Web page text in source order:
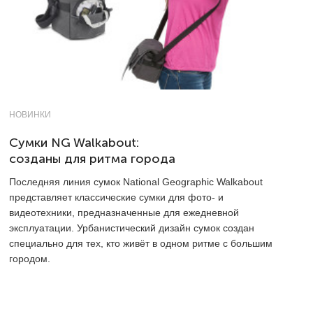
НОВИНКИ
Сумки NG Walkabout:
созданы для ритма города
Последняя линия сумок National Geographic Walkabout
представляет классические сумки для фото- и
видеотехники, предназначенные для ежедневной
эксплуатации. Урбанистический дизайн сумок создан
специально для тех, кто живёт в одном ритме с большим
городом.